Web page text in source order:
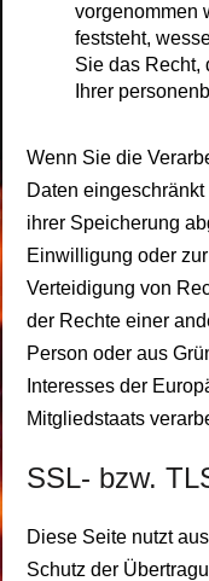
vorgenommen
feststeht,
Sie das Recht,
Ihrer
Wenn Sie die
Daten
ihrer Speicherung
Einwilligung oder
Verteidigung von
der Rechte einer
Person oder aus
Interesses der
Mitgliedstaats
SSL- bzw.
Diese Seite nutzt
Schutz der